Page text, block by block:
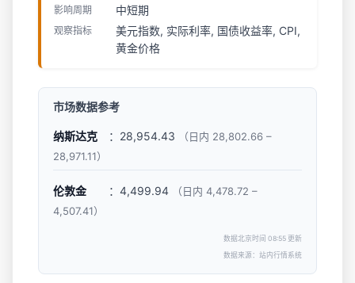
影响周期 中短期
观察指标
美元指数, 实际利率, 国债收益率, CPI,
黄金价格
市场数据参考
纳斯达克 ：28,954.43
（日内 28,802.66 –
28,971.11）
伦敦金 ：4,499.94
（日内 4,478.72 –
4,507.41）
数据北京时间 08:55 更新
数据来源：站内行情系统